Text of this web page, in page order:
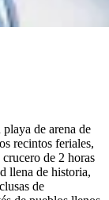
de arena de
recintos feriales,
de 2 horas
llena de historia,
de